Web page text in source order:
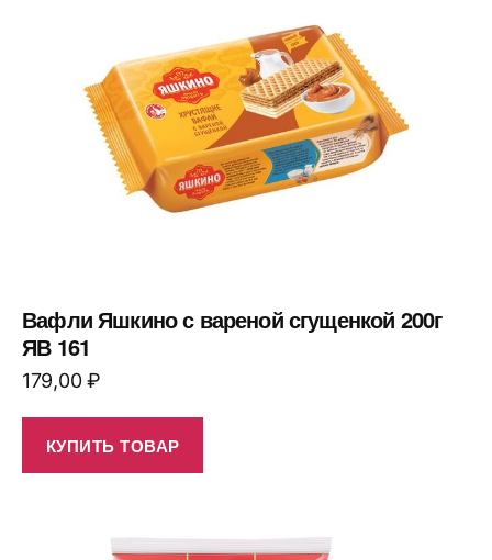
Вафли Яшкино с вареной сгущенкой 200г
ЯВ 161
179,00₽
КУПИТЬ ТОВАР